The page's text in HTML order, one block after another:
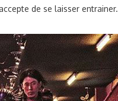
de se laisser entrainer.